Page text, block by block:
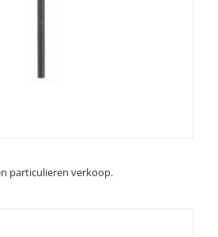
particulieren verkoop.